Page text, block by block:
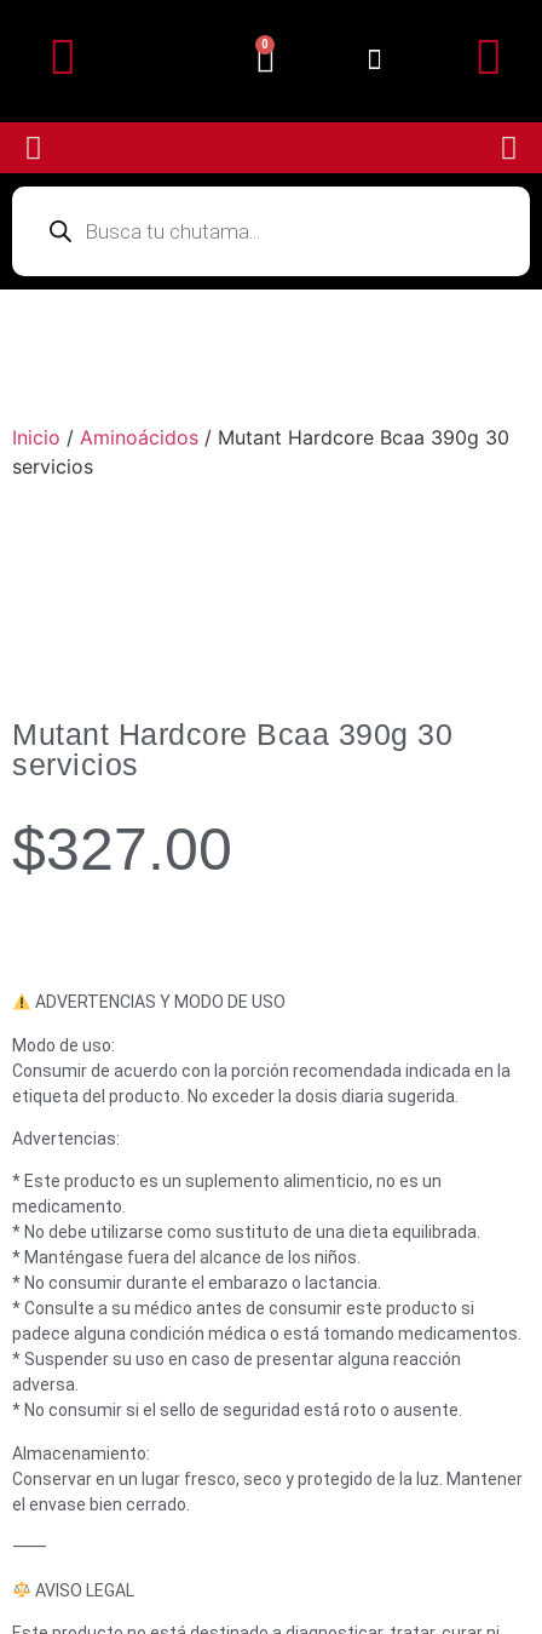
0
Inicio / Aminoácidos / Mutant Hardcore Bcaa 390g 30
servicios
Mutant Hardcore Bcaa 390g 30
servicios
$327.00
ADVERTENCIAS Y MODO DE USO
Modo de uso:
Consumir de acuerdo con la porción recomendada indicada en la
etiqueta del producto. No exceder la dosis diaria sugerida.
Advertencias:
* Este producto es un suplemento alimenticio, no es un
medicamento.
* No debe utilizarse como sustituto de una dieta equilibrada.
* Manténgase fuera del alcance de los niños.
* No consumir durante el embarazo o lactancia.
* Consulte a su médico antes de consumir este producto si
padece alguna condición médica o está tomando medicamentos.
* Suspender su uso en caso de presentar alguna reacción
adversa.
* No consumir si el sello de seguridad está roto o ausente.
Almacenamiento:
Conservar en un lugar fresco, seco y protegido de la luz. Mantener
el envase bien cerrado.
⸻
AVISO LEGAL